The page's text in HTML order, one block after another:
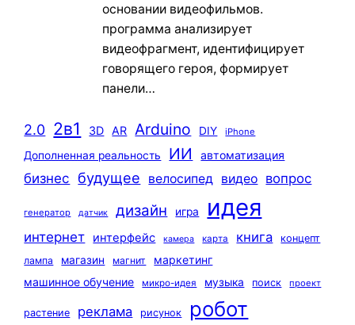
основании видеофильмов.
программа анализирует
видеофрагмент, идентифицирует
говорящего героя, формирует
панели…
2.0 2в1 3D AR Arduino DIY iPhone
Дополненная реальность ИИ автоматизация
бизнес будущее велосипед видео вопрос
генератор датчик дизайн игра идея
интернет интерфейс камера карта книга
концепт
лампа
магазин магнит
маркетинг
машинное обучение
микро-идея музыка поиск проект
растение реклама рисунок робот